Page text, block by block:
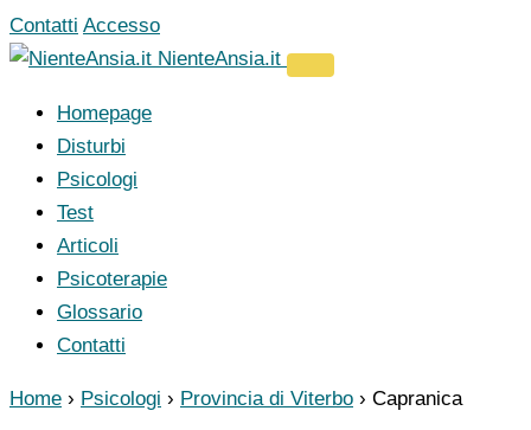
Vai
al
Contatti Accesso
NienteAnsia.it
Homepage
Disturbi
Psicologi
Test
Articoli
Psicoterapie
Glossario
Contatti
Home › Psicologi › Provincia di Viterbo › Capranica